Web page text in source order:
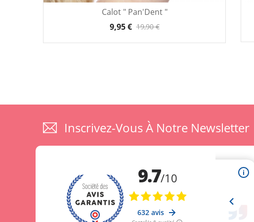
Calot " Pan'Dent "
9,95 € 19,90 €
Inscrivez-Vous À Notre Newsletter